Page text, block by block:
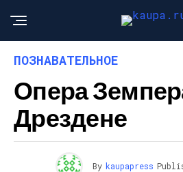
ПОЗНАВАТЕЛЬНОЕ
Опера
Дрездене
By kaupapress